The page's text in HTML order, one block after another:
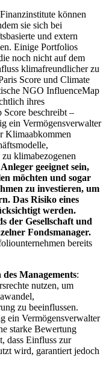
können
sie sich bei
und extern
Einige Portfolios
noch nicht auf dem
klimafreundlicher zu
Score und Climate
NGO InfluenceMap
ihres
beschreibt –
ein Vermögensverwalter
Klimaabkommen
klimabezogenen
geeignet sein,
möchten und sogar
zu investieren, um
Das Risiko eines
werden.
der Gesellschaft und
Fondsmanager.
bereits
Managements:
nutzen, um
zu beeinflussen.
ein Vermögensverwalter
starke Bewertung
dass Einfluss zur
wird, garantiert jedoch